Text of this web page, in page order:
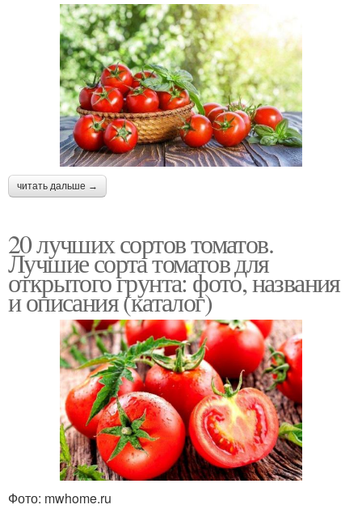
читать дальше →
20 лучших сортов томатов.
Лучшие сорта томатов для
открытого грунта: фото, названия
и описания (каталог)
Фото: mwhome.ru